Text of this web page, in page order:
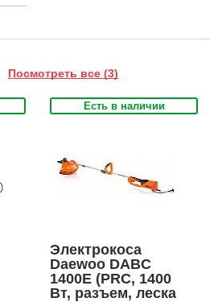
Посмотреть все (3)
Есть в наличии
Электрокоса
Daewoo DABC
1400E (PRC, 1400
Вт, разъем, леска